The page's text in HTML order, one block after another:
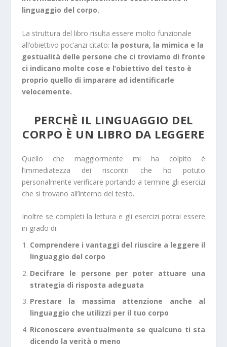
linguaggio del corpo.
La struttura del libro risulta essere molto funzionale
all’obiettivo poc’anzi citato: la postura, la mimica e la
gestualità delle persone che ci troviamo di fronte
ci indicano molte cose e l’obiettivo del testo è
proprio quello di imparare ad identificarle
velocemente.
PERCHÈ IL LINGUAGGIO DEL
CORPO È UN LIBRO DA LEGGERE
Quello che maggiormente mi ha colpito è
l’immediatezza dei riscontri che ho potuto
personalmente verificare portando a termine gli esercizi
che si trovano all’interno del testo.
Inoltre se completi la lettura e gli esercizi potrai essere
in grado di:
Comprendere i vantaggi del riuscire a leggere il
linguaggio del corpo
Decifrare le persone per poter attuare una
strategia di risposta adeguata
Prestare la massima attenzione anche al
linguaggio che utilizzi per il tuo corpo
Riconoscere eventualmente se qualcuno ti sta
dicendo la verità o meno